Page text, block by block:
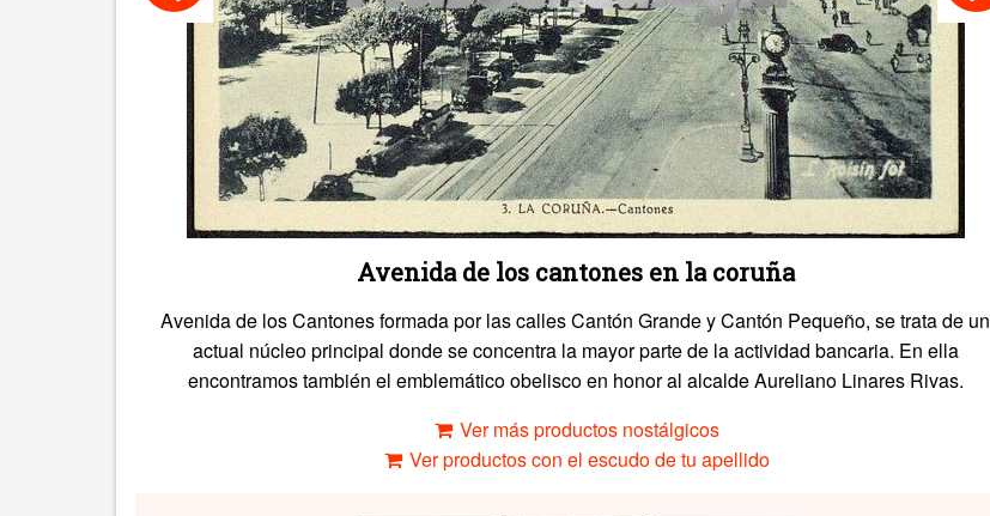
Avenida de los cantones en la coruña
Avenida de los Cantones formada por las calles Cantón Grande y Cantón Pequeño, se trata de un
actual núcleo principal donde se concentra la mayor parte de la actividad bancaria. En ella
encontramos también el emblemático obelisco en honor al alcalde Aureliano Linares Rivas.
Ver más productos nostálgicos
Ver productos con el escudo de tu apellido